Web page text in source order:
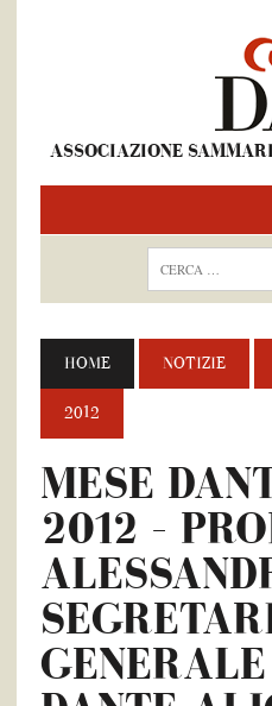
ASSOCIAZIONE
HOME NOTIZIE
2012
MESE
2012 –